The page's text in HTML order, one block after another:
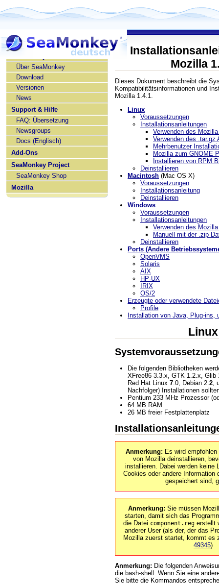
SeaMonkey deutsch
Über SeaMonkey
Download
Versionen
News
Support & Hilfe
FAQ: Übersetzung
Newsgroups
Docs (Englisch)
Add-Ons
SeaMonkey Project
SeaMonkey Shop
Mozilla
Mozilla
Dieses Dokument beschreibt die
Kompatibilitätsinformationen und
Mozilla 1.4.1.
Linux
Voraussetzungen
Installationsanleitungen
Verwenden des
Verwenden des .tar.gz
Mehrbenutzer
Mozilla zum GNOME
Installieren von RPM
Deinstallieren
Macintosh (Mac OS X)
Voraussetzungen
Installationsanleitung
Deinstallieren
Windows
Voraussetzungen
Installationsanleitungen
Verwenden des
Manuell mit der .zip
Deinstallieren
Ports (Andere
OpenVMS
Solaris
AIX
HP-UX
IRIX
OS/2
Erzeugte oder verwendete
Profile
Installation von Java, Plug-ins,
Linux
Die folgenden Bibliotheken
XFree86 3.3.x, GTK 1.2.x,
Red Hat Linux 7 .0, Debian 2. 2
Nachfolger) Installationen
Pentium 233 MHz Prozessor
64 MB RAM
26 MB freier Festplattenplatz
Anmerkung: Es wird
von Mozilla deinstallieren,
installieren. Dabei werden keine
Cookies oder andere Information
gespeichert sind,
Anmerkung: Sie müssen
starten, damit sich das
die Datei component.regerstellt
anderer User (als der, der das
Mozilla zuerst startet, kommt es
49345)
Anmerkung: Die folgenden
die bash-shell. Wenn Sie eine
Sie bitte die Kommandos